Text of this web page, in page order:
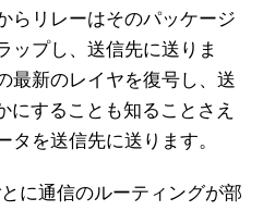
らリレーはそのパッケージ
ップし、送信先に送りま
最新のレイヤを復号し、送
にすることも知ることさえ
タを送信先に送ります。
に通信のルーティングが部